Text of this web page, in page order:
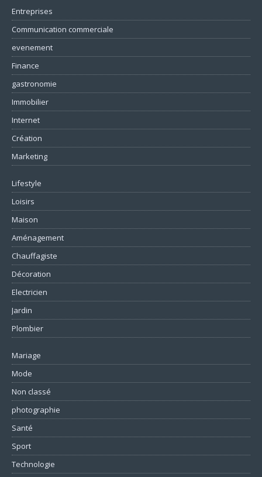
Entreprises
Communication commerciale
evenement
Finance
gastronomie
Immobilier
Internet
Création
Marketing
Lifestyle
Loisirs
Maison
Aménagement
Chauffagiste
Décoration
Electricien
Jardin
Plombier
Mariage
Mode
Non classé
photographie
Santé
Sport
Technologie